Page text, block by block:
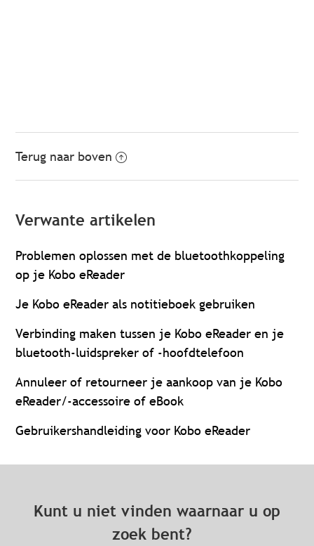
Terug naar boven
Verwante artikelen
Problemen oplossen met de bluetoothkoppeling
op je Kobo eReader
Je Kobo eReader als notitieboek gebruiken
Verbinding maken tussen je Kobo eReader en je
bluetooth-luidspreker of -hoofdtelefoon
Annuleer of retourneer je aankoop van je Kobo
eReader/-accessoire of eBook
Gebruikershandleiding voor Kobo eReader
Kunt u niet vinden waarnaar u op
zoek bent?